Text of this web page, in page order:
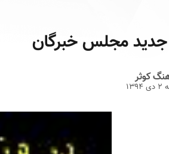
جدید مجلس خبرگان
کوثر